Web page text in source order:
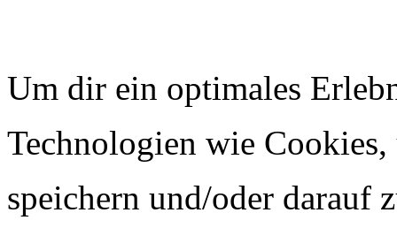
Um dir ein optimales
Technologien wie
speichern und/oder darauf